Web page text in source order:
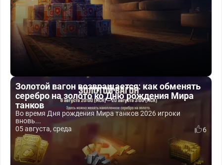
Золотой вагон возвращается: как обменять
серебро на золото ко Дню рождения Мира
танков
Во время Дня рождения Мира танков 2026 игроки
вновь...
05 августа, среда
6